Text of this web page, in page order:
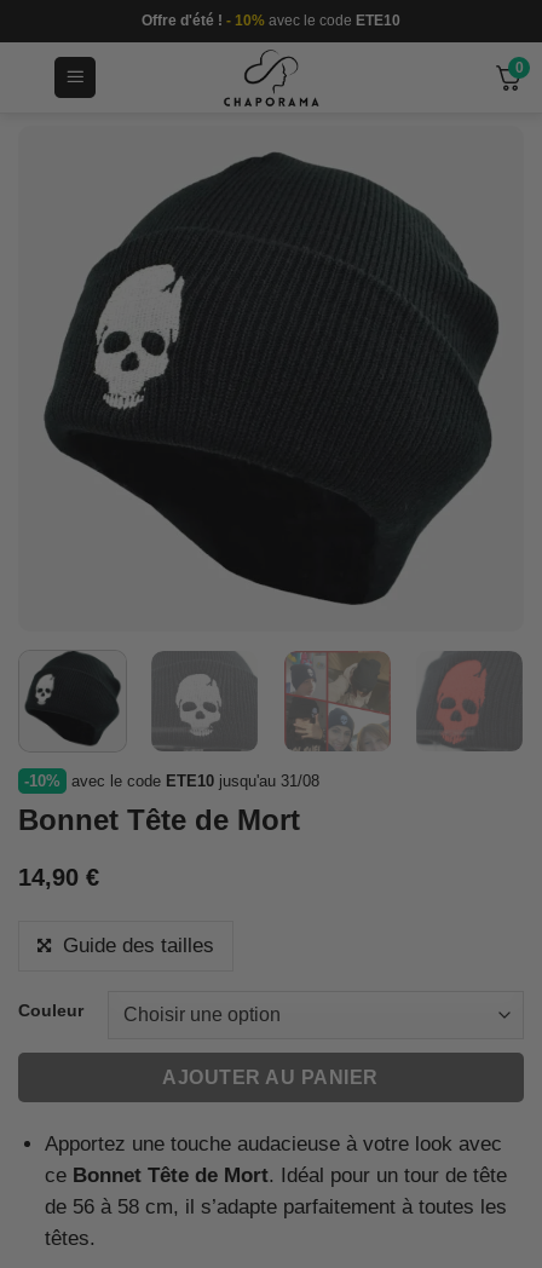
au
contenu
Offre d'été ! - 10% avec le code ETE10
0
-10% avec le code ETE10 jusqu'au 31/08
Bonnet Tête de Mort
14,90 €
Guide des tailles
Couleur
AJOUTER AU PANIER
Apportez une touche audacieuse à votre look avec
ce Bonnet Tête de Mort. Idéal pour un tour de tête
de 56 à 58 cm, il s’adapte parfaitement à toutes les
têtes.